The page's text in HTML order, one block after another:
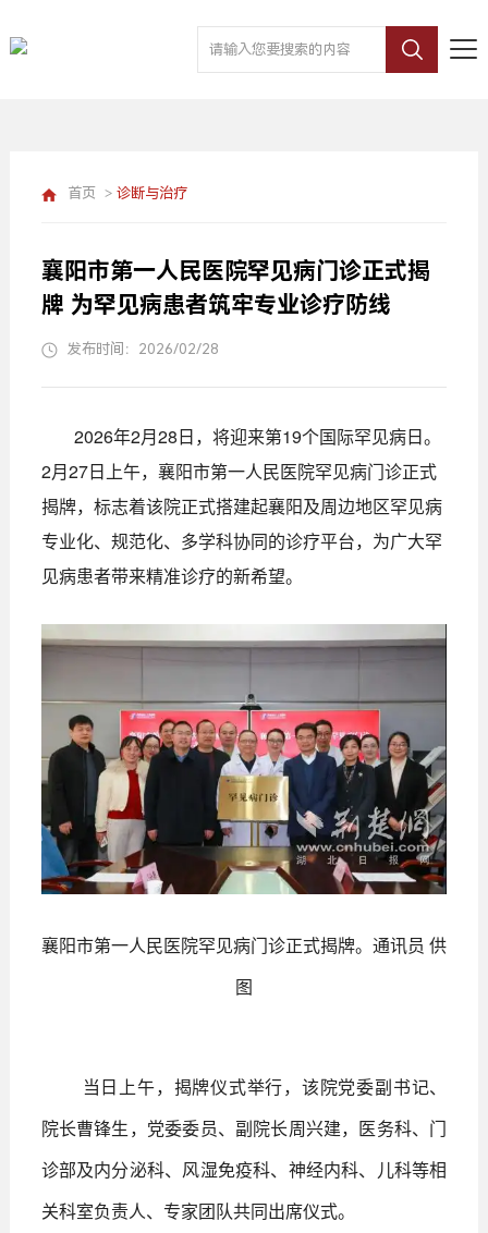
首页 > 诊断与治疗
襄阳市第一人民医院罕见病门诊正式揭
牌 为罕见病患者筑牢专业诊疗防线
发布时间：2026/02/28
2026年2月28日，将迎来第19个国际罕见病日。
2月27日上午，襄阳市第一人民医院罕见病门诊正式
揭牌，标志着该院正式搭建起襄阳及周边地区罕见病
专业化、规范化、多学科协同的诊疗平台，为广大罕
见病患者带来精准诊疗的新希望。
襄阳市第一人民医院罕见病门诊正式揭牌。通讯员 供
图
当日上午，揭牌仪式举行，该院党委副书记、
院长曹锋生，党委委员、副院长周兴建，医务科、门
诊部及内分泌科、风湿免疫科、神经内科、儿科等相
关科室负责人、专家团队共同出席仪式。